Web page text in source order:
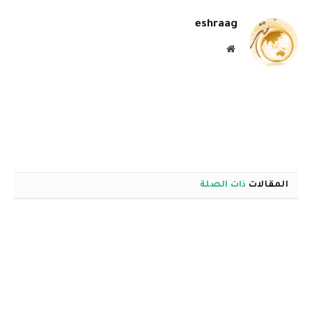
eshraag
موقع
المقالات ذات الصلة